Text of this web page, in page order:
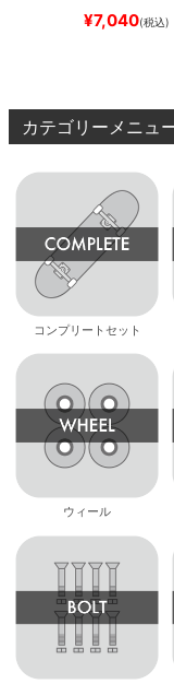
ブランク（DSM）
ード スケボー
¥7,040(税込)
カテゴリーメニュ
コンプリートセット
ウィール